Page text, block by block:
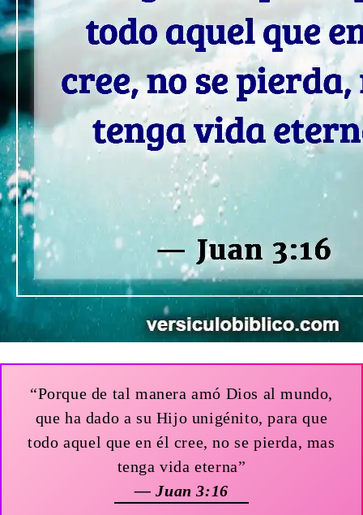
“Porque de tal manera amó Dios al mundo,
que ha dado a su Hijo unigénito, para que
todo aquel que en él cree, no se pierda, mas
tenga vida eterna”
— Juan 3:16